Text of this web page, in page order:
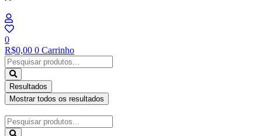
0
R$0,00 0 Carrinho
Pesquisar
...
Resultados
Mostrar todos os resultados
Pesquisar
...